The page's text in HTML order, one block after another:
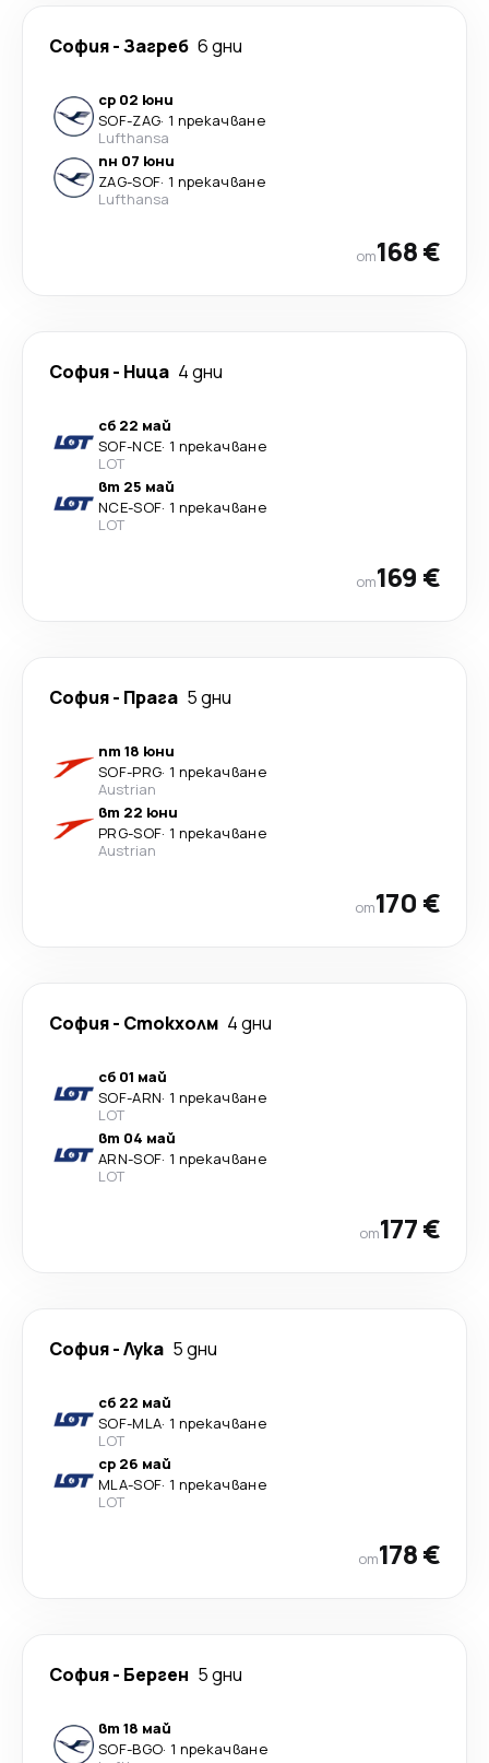
София-Загреб 6 дни
ср 02 юни
SOF-ZAG· 1 прекачване
Lufthansa
пн 07 юни
ZAG-SOF· 1 прекачване
Lufthansa
от168 €
София- Ница 4 дни
сб 22 май
SOF-NCE· 1 прекачване
LOT
вт 25 май
NCE-SOF· 1 прекачване
LOT
от169 €
София- Прага 5 дни
пт 18 юни
SOF-PRG· 1 прекачване
Austrian
вт 22 юни
PRG-SOF· 1 прекачване
Austrian
от170 €
София- Стoкхолм 4 дни
сб 01 май
SOF-ARN· 1 прекачване
LOT
вт 04 май
ARN-SOF· 1 прекачване
LOT
от177 €
София-Лука 5 дни
сб 22 май
SOF-MLA· 1 прекачване
LOT
ср 26 май
MLA-SOF· 1 прекачване
LOT
от178 €
София- Берген 5 дни
вт 18 май
SOF-BGO· 1 прекачване